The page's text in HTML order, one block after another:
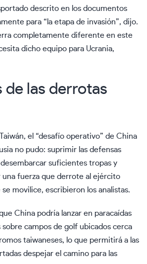
descrito en los documentos
para “la etapa de invasión”, dijo.
completamente diferente en este
dicho equipo para Ucrania,
de las derrotas
el “desafío operativo” de China
no pudo: suprimir las defensas
desembarcar suficientes tropas y
fuerza que derrote al ejército
movilice, escribieron los analistas.
China podría lanzar en paracaídas
sobre campos de golf ubicados cerca
taiwaneses, lo que permitirá a las
despejar el camino para las